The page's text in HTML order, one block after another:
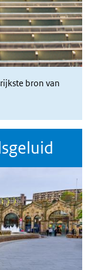
bron van